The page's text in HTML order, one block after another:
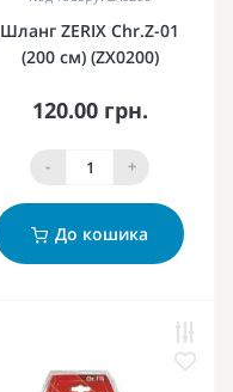
Шланг ZERIX Chr.Z-01
(200 см) (ZX0200)
120.00 грн.
- +
До кошика